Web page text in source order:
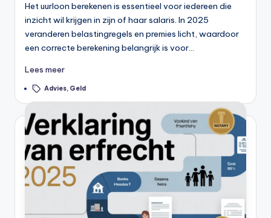
n
Het uurloon berekenen is essentieel voor iedereen die
inzicht wil krijgen in zijn of haar salaris. In 2025
veranderen belastingregels en premies licht, waardoor
een correcte berekening belangrijk is voor…
Lees meer
Tags: Advies, Geld